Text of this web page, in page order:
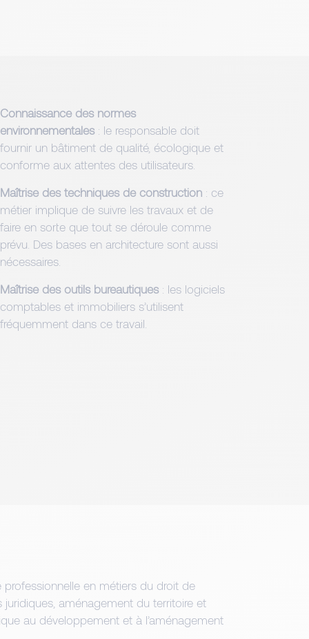
Connaissance des normes
environnementales : le responsable doit
fournir un bâtiment de qualité, écologique et
conforme aux attentes des utilisateurs.
Maîtrise des techniques de construction : ce
métier implique de suivre les travaux et de
faire en sorte que tout se déroule comme
prévu. Des bases en architecture sont aussi
nécessaires.
Maîtrise des outils bureautiques : les logiciels
comptables et immobiliers s’utilisent
fréquemment dans ce travail.
en métiers du droit de
juridiques, aménagement du territoire et
au développement et à l’aménagement